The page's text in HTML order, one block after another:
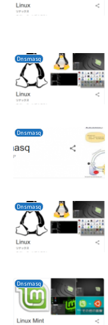
Dnsmasq
Dnsmasq
Dnsmasq
Dnsmasq